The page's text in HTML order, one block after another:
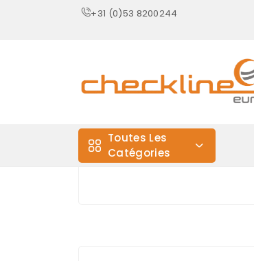
+31 (0)53 8200244
Toutes Les
Catégories